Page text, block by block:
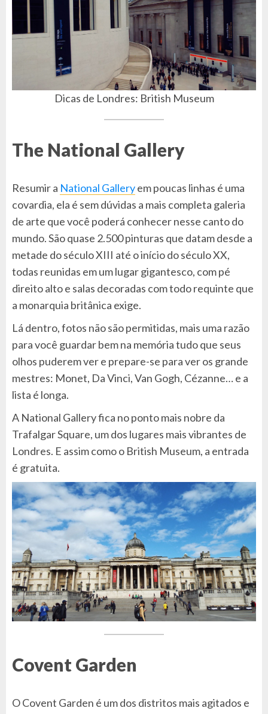
Dicas de Londres: British Museum
The National Gallery
Resumir a National Galleryem poucas linhas é uma
covardia, ela é sem dúvidas a mais completa galeria
de arte que você poderá conhecer nesse canto do
mundo. São quase 2.500 pinturas que datam desde a
metade do século XIII até o início do século XX,
todas reunidas em um lugar gigantesco, com pé
direito alto e salas decoradas com todo requinte que
a monarquia britânica exige.
Lá dentro, fotos não são permitidas, mais uma razão
para você guardar bem na memória tudo que seus
olhos puderem ver e prepare-se para ver os grande
mestres: Monet, Da Vinci, Van Gogh, Cézanne… e a
lista é longa.
A National Gallery fica no ponto mais nobre da
Trafalgar Square, um dos lugares mais vibrantes de
Londres. E assim como o British Museum, a entrada
é gratuita.
Covent Garden
O Covent Garden é um dos distritos mais agitados e